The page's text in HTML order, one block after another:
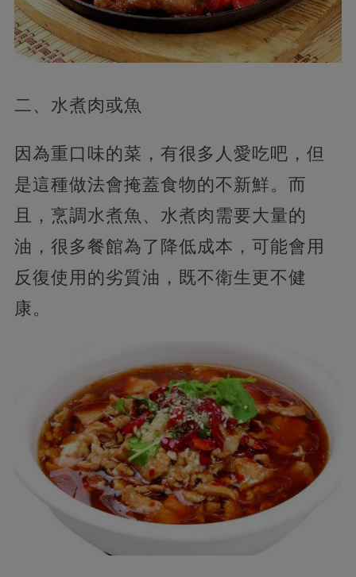
二、水煮肉或魚
因為重口味的菜，有很多人愛吃吧，但
是這種做法會掩蓋食物的不新鮮。而
且，烹調水煮魚、水煮肉需要大量的
油，很多餐館為了降低成本，可能會用
反復使用的劣質油，既不衛生更不健
康。